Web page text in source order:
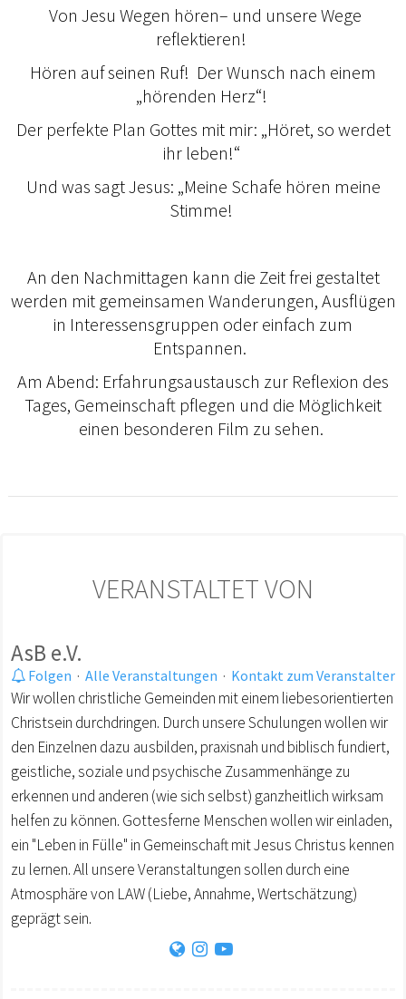
Von Jesu Wegen hören– und unsere Wege
reflektieren!
Hören auf seinen Ruf! Der Wunsch nach einem
„hörenden Herz“!
Der perfekte Plan Gottes mit mir: „Höret, so werdet
ihr leben!“
Und was sagt Jesus: „Meine Schafe hören meine
Stimme!
An den Nachmittagen kann die Zeit frei gestaltet
werden mit gemeinsamen Wanderungen, Ausflügen
in Interessensgruppen oder einfach zum
Entspannen.
Am Abend: Erfahrungsaustausch zur Reflexion des
Tages, Gemeinschaft pflegen und die Möglichkeit
einen besonderen Film zu sehen.
VERANSTALTET VON
AsB e.V.
Folgen · Alle Veranstaltungen · Kontakt zum Veranstalter
Wir wollen christliche Gemeinden mit einem liebesorientierten
Christsein durchdringen. Durch unsere Schulungen wollen wir
den Einzelnen dazu ausbilden, praxisnah und biblisch fundiert,
geistliche, soziale und psychische Zusammenhänge zu
erkennen und anderen (wie sich selbst) ganzheitlich wirksam
helfen zu können. Gottesferne Menschen wollen wir einladen,
ein "Leben in Fülle" in Gemeinschaft mit Jesus Christus kennen
zu lernen. All unsere Veranstaltungen sollen durch eine
Atmosphäre von LAW (Liebe, Annahme, Wertschätzung)
geprägt sein.